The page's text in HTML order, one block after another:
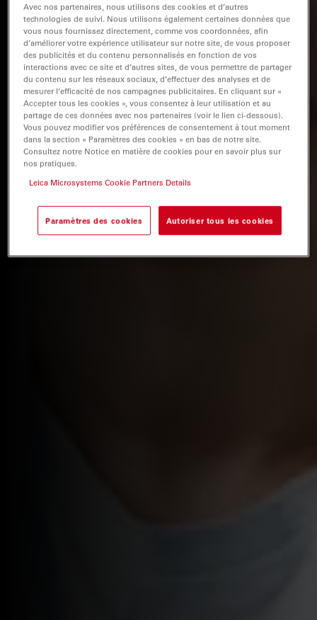
Avec nos partenaires, nous utilisons des cookies et d’autres
technologies de suivi. Nous utilisons également certaines données que
vous nous fournissez directement, comme vos coordonnées, afin
d’améliorer votre expérience utilisateur sur notre site, de vous proposer
des publicités et du contenu personnalisés en fonction de vos
interactions avec ce site et d’autres sites, de vous permettre de partager
du contenu sur les réseaux sociaux, d’effectuer des analyses et de
mesurer l’efficacité de nos campagnes publicitaires. En cliquant sur «
Accepter tous les cookies », vous consentez à leur utilisation et au
partage de ces données avec nos partenaires (voir le lien ci-dessous).
Vous pouvez modifier vos préférences de consentement à tout moment
dans la section « Paramètres des cookies » en bas de notre site.
Consultez notre Notice en matière de cookies pour en savoir plus sur
nos pratiques.
Leica Microsystems Cookie Partners Details
Paramètres des cookies Autoriser tous les cookies